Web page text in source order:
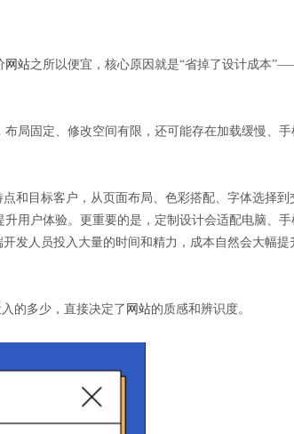
网站之所以便宜，核心原因就是“省掉了设计成本
布局固定、修改空间有限，还可能存在加载缓慢、手
点和目标客户，从页面布局、色彩搭配、字体选择到
升用户体验。更重要的是，定制设计会适配电脑、
发人员投入大量的时间和精力，成本自然会大幅提
的多少，直接决定了 网站的质感和辨识度。